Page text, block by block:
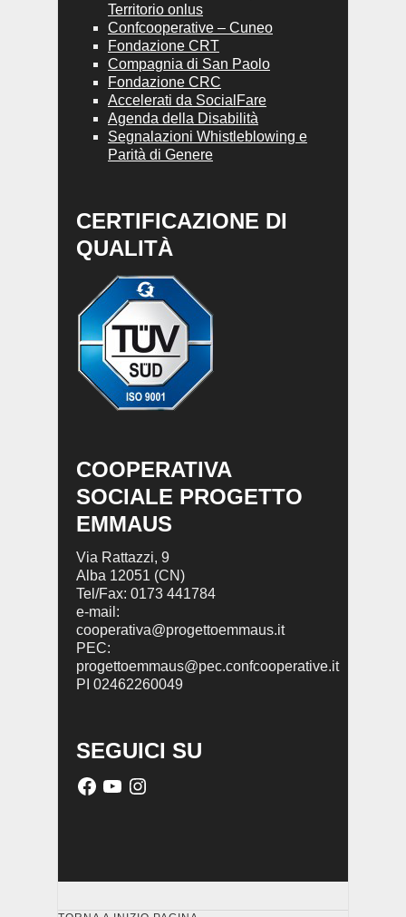
Territorio onlus
Confcooperative – Cuneo
Fondazione CRT
Compagnia di San Paolo
Fondazione CRC
Accelerati da SocialFare
Agenda della Disabilità
Segnalazioni Whistleblowing e
Parità di Genere
CERTIFICAZIONE DI
QUALITÀ
COOPERATIVA
SOCIALE PROGETTO
EMMAUS
Via Rattazzi, 9
Alba 12051 (CN)
Tel/Fax: 0173 441784
e-mail:
cooperativa@progettoemmaus.it
PEC:
progettoemmaus@pec.confcooperative.it
PI 02462260049
SEGUICI SU